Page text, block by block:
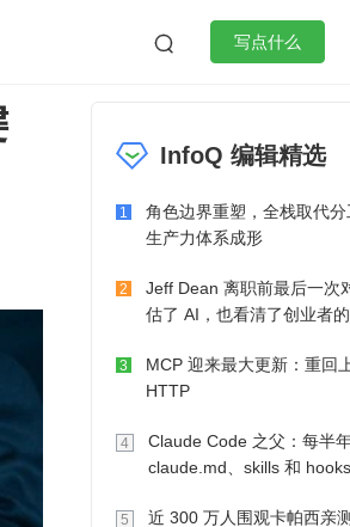
 写点什么
作
微服务架构 flutter
InfoQ 编辑精选
1
角色边界重塑，全栈取代
生产力体系成形
2
Jeff Dean 离职前最后一次
估了 AI，也看清了创业者
3
MCP 迎来最大更新：重回
HTTP
4
Claude Code 之父：每半
claude.md、skills 和 hooks
5
近 300 万人围观卡帕西亲